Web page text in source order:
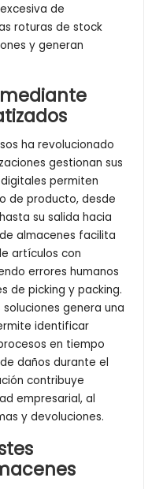
de
roturas de stock
y generan
ha revolucionado
gestionan sus
permiten
de producto, desde
su salida hacia
almacenes facilita
artículos con
errores humanos
de picking y packing.
genera una
identificar
en tiempo
daños durante el
contribuye
empresarial, al
y devoluciones.